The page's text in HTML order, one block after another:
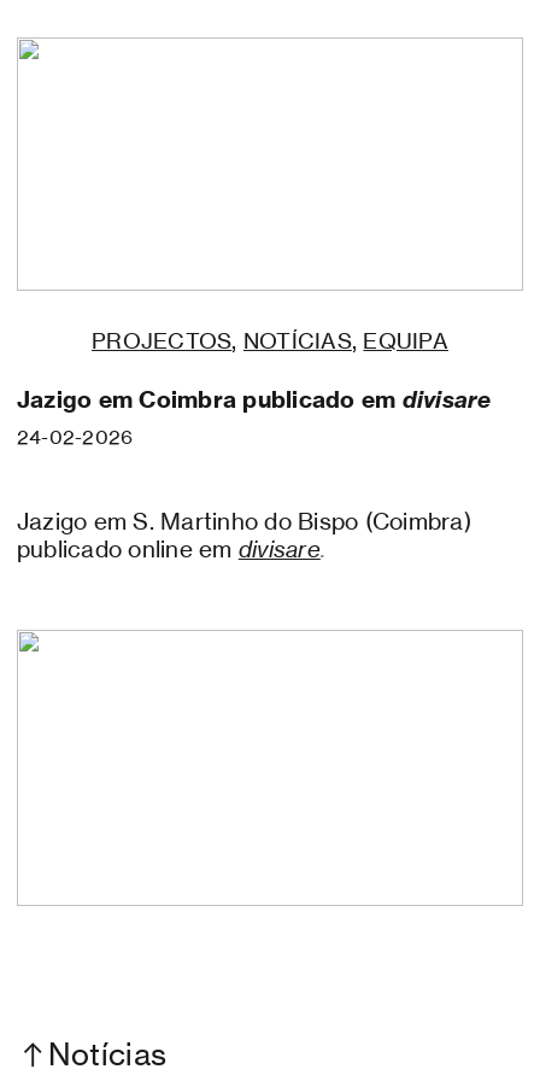
PROJECTOS, NOTÍCIAS, EQUIPA
Jazigo em Coimbra publicado em divisare
24-02-2026
Jazigo em S. Martinho do Bispo (Coimbra)
publicado online em divisare.
︎Notícias